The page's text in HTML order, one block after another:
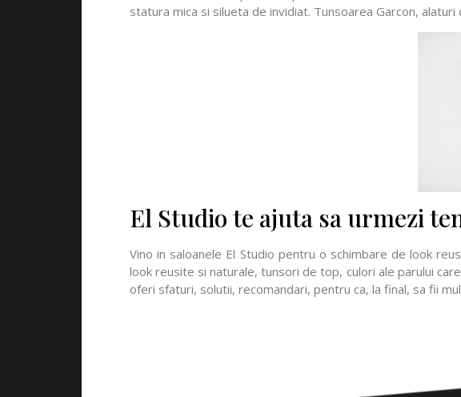
statura mica si silueta de invidiat. Tunsoarea Garcon,
El Studio te ajuta sa urmezi
Vino in saloanele El Studio pentru o schimbare de look
look reusite si naturale, tunsori de top, culori ale parului
oferi sfaturi, solutii, recomandari, pentru ca, la final, sa fii